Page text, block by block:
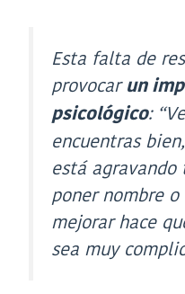
Esta falta de
provocarun
psicológico:
encuentras
está
poner nombre
mejorar hace
sea muy